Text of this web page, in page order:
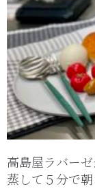
高島屋ラバー
蒸して５分で